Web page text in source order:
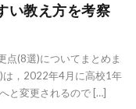
い教え方を考察
点(8選)についてまとめま
は，2022年4月に高校1年
と変更されるので […]